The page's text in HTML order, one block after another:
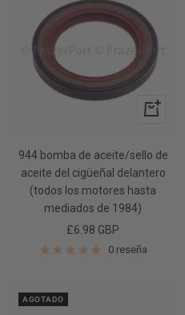
+
944 bomba de aceite/sello de
aceite del cigüeñal delantero
(todos los motores hasta
mediados de 1984)
Precio
de
£6.98 GBP
0 reseña
AGOTADO